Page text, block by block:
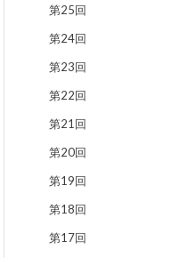
第25回
第24回
第23回
第22回
第21回
第20回
第19回
第18回
第17回